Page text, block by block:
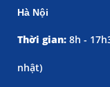
Hà Nội
Thời gian: 8h -
nhật)